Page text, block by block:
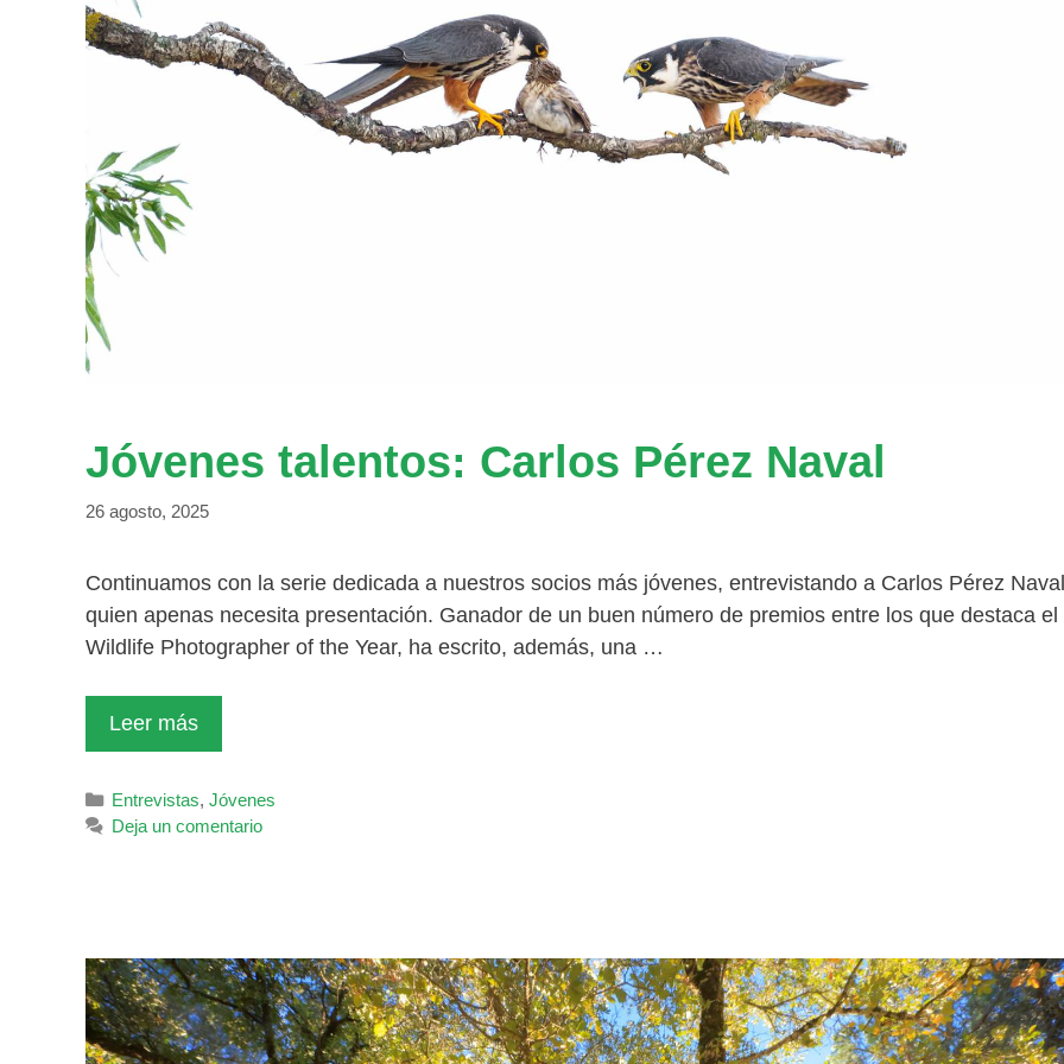
Jóvenes talentos: Carlos Pérez Naval
26 agosto, 2025
Continuamos con la serie dedicada a nuestros socios más jóvenes, entrevistando a Carlos Pérez
quien apenas necesita presentación. Ganador de un buen número de premios entre los que destaca el
Wildlife Photographer of the Year, ha escrito, además, una …
Leer más
Categorías
Entrevistas,Jóvenes
Deja un comentario